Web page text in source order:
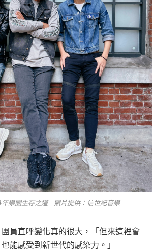
年樂團生存之道 照片提供：信世紀音樂
員直呼變化真的很大，「但來這裡會